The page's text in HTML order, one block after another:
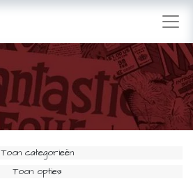
Toon categorieën
Toon opties